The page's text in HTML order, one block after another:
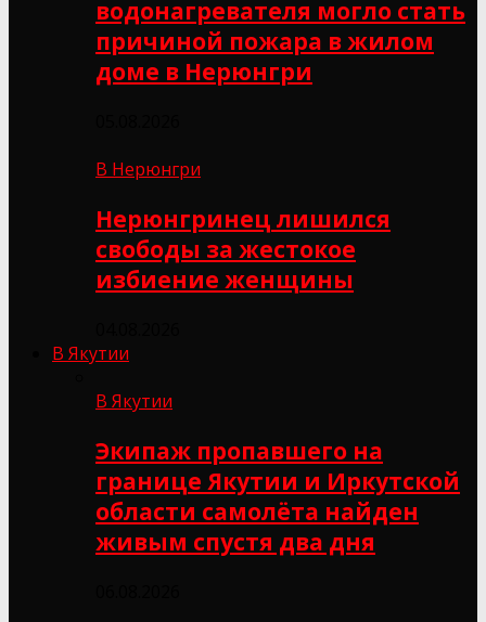
водонагревателя могло стать
причиной пожара в жилом
доме в Нерюнгри
В Нерюнгри
Нерюнгринец лишился
свободы за жестокое
избиение женщины
В Якутии
В Якутии
Экипаж пропавшего на
границе Якутии и Иркутской
области самолёта найден
живым спустя два дня